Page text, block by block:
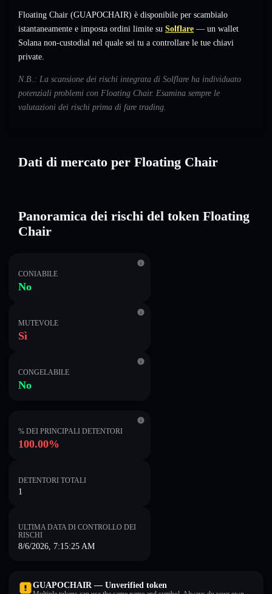
Floating Chair (GUAPOCHAIR) è disponibile per scambialo
istantaneamente e imposta ordini limite su Solflare — un wallet
Solana non-custodial nel quale sei tu a controllare le tue chiavi
private.
N.B.: La scansione dei rischi integrata di Solflare ha individuato
potenziali problemi con Floating Chair. Esamina sempre le
valutazioni dei rischi prima di fare trading.
Dati di mercato per Floating Chair
Panoramica dei rischi del token Floating
Chair
CONIABILE
No
MUTEVOLE
Sì
CONGELABILE
No
% DEI PRINCIPALI DETENTORI
100.00%
DETENTORI TOTALI
1
ULTIMA DATA DI CONTROLLO DEI
RISCHI
8/6/2026, 7:15:25 AM
GUAPOCHAIR — Unverified token